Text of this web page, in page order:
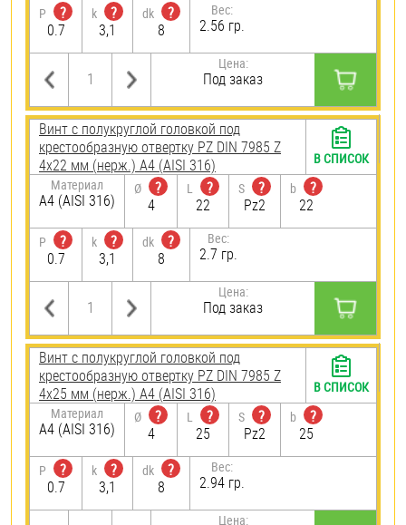
P
?
0.7
k
?
3,1
dk
?
8
Вес:
2.56 гр.
Цена:
Под заказ
Винт с полукруглой головкой под
крестообразную отвертку PZ DIN 7985 Z
4х22 мм (нерж.) A4 (AISI 316)
Материал
A4 (AISI 316)
Ø
?
4
L
?
22
S
?
Pz2
b
?
22
P
?
0.7
k
?
3,1
dk
?
8
Вес:
2.7 гр.
Цена:
Под заказ
В СПИСОК
Винт с полукруглой головкой под
крестообразную отвертку PZ DIN 7985 Z
4х25 мм (нерж.) A4 (AISI 316)
Материал
A4 (AISI 316)
Ø
?
4
L
?
25
S
?
Pz2
b
?
25
P
?
0.7
k
?
3,1
dk
?
8
Вес:
2.94 гр.
Цена:
В СПИСОК